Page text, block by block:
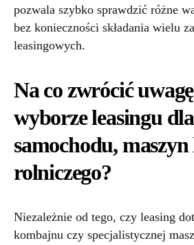
pozwala szybko sprawdzić różne
bez konieczności składania wielu
leasingowych.
Na co zwrócić
wyborze leasingu dla
samochodu,
rolniczego?
Niezależnie od tego, czy leasing
kombajnu czy specjalistycznej